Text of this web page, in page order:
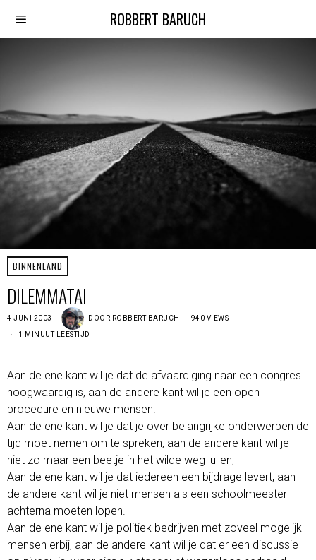
ROBBERT BARUCH
BINNENLAND
DILEMMATAI
4 JUNI 2003 DOOR ROBBERT BARUCH 940 VIEWS
1 MINUUT LEESTIJD
Aan de ene kant wil je dat de afvaardiging naar een congres
hoogwaardig is, aan de andere kant wil je een open
procedure en nieuwe mensen.
Aan de ene kant wil je dat je over belangrijke onderwerpen de
tijd moet nemen om te spreken, aan de andere kant wil je
niet zo maar een beetje in het wilde weg lullen,
Aan de ene kant wil je dat iedereen een bijdrage levert, aan
de andere kant wil je niet mensen als een schoolmeester
achterna moeten lopen.
Aan de ene kant wil je politiek bedrijven met zoveel mogelijk
mensen erbij, aan de andere kant wil je dat er een discussie